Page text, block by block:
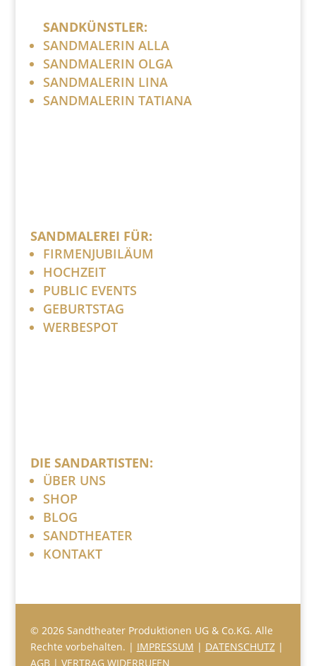
SANDKÜNSTLER:
SANDMALERIN ALLA
SANDMALERIN OLGA
SANDMALERIN LINA
SANDMALERIN TATIANA
SANDMALEREI FÜR:
FIRMENJUBILÄUM
HOCHZEIT
PUBLIC EVENTS
GEBURTSTAG
WERBESPOT
DIE SANDARTISTEN:
ÜBER UNS
SHOP
BLOG
SANDTHEATER
KONTAKT
© 2026 Sandtheater Produktionen UG & Co.KG. Alle
Rechte vorbehalten. | IMPRESSUM | DATENSCHUTZ|
AGB| VERTRAG WIDERRUFEN